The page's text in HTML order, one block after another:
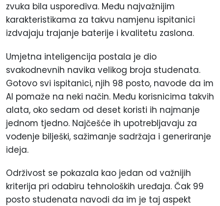
zvuka bila usporediva. Među najvažnijim
karakteristikama za takvu namjenu ispitanici
izdvajaju trajanje baterije i kvalitetu zaslona.
Umjetna inteligencija postala je dio
svakodnevnih navika velikog broja studenata.
Gotovo svi ispitanici, njih 98 posto, navode da im
AI pomaže na neki način. Među korisnicima takvih
alata, oko sedam od deset koristi ih najmanje
jednom tjedno. Najčešće ih upotrebljavaju za
vođenje bilješki, sažimanje sadržaja i generiranje
ideja.
Održivost se pokazala kao jedan od važnijih
kriterija pri odabiru tehnoloških uređaja. Čak 99
posto studenata navodi da im je taj aspekt